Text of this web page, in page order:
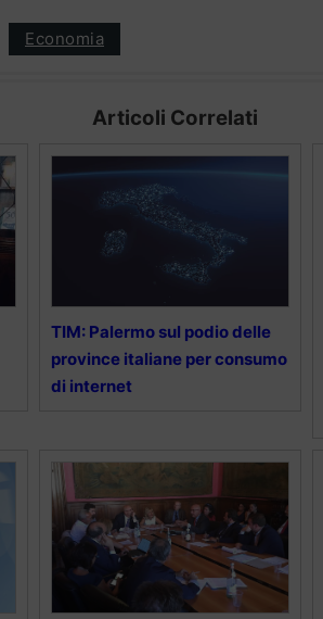
Economia
Articoli Correlati
TIM: Palermo sul podio delle
province italiane per consumo
di internet